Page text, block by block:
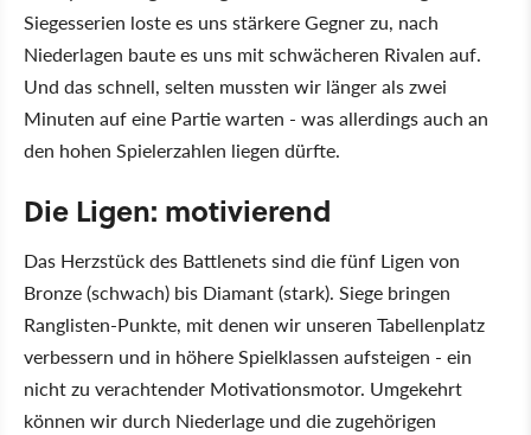
Siegesserien loste es uns stärkere Gegner zu, nach
Niederlagen baute es uns mit schwächeren Rivalen auf.
Und das schnell, selten mussten wir länger als zwei
Minuten auf eine Partie warten - was allerdings auch an
den hohen Spielerzahlen liegen dürfte.
Die Ligen: motivierend
Das Herzstück des Battlenets sind die fünf Ligen von
Bronze (schwach) bis Diamant (stark). Siege bringen
Ranglisten-Punkte, mit denen wir unseren Tabellenplatz
verbessern und in höhere Spielklassen aufsteigen - ein
nicht zu verachtender Motivationsmotor. Umgekehrt
können wir durch Niederlage und die zugehörigen